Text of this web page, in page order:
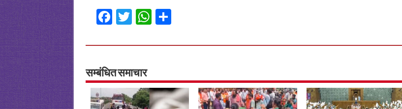
Fa
ce
b
o
o
k
T
wi
tt
er
W
h
at
p
p
S
h
ar
सम्बंधित समाचार